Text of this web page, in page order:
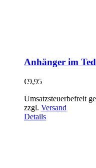
Anhänger im
€9,95
Umsatzsteuerbefreit
zzgl. Versand
Details